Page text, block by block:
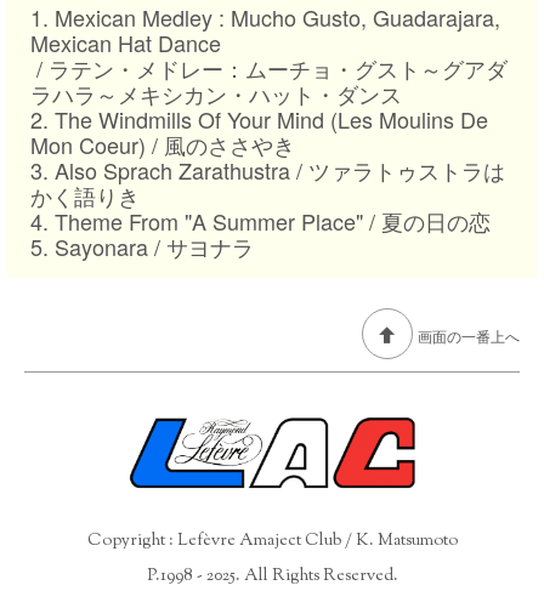
1. Mexican Medley : Mucho Gusto, Guadarajara,
Mexican Hat Dance
/ ラテン・メドレー：ムーチョ・グスト～グアダ
ラハラ～メキシカン・ハット・ダンス
2. The Windmills Of Your Mind (Les Moulins De
Mon Coeur) / 風のささやき
3. Also Sprach Zarathustra / ツァラトゥストラは
かく語りき
4. Theme From "A Summer Place" / 夏の日の恋
5. Sayonara / サヨナラ
画面の一番上へ
Copyright : Lefèvre Amaject Club / K. Matsumoto
P.1998 - 2025. All Rights Reserved.